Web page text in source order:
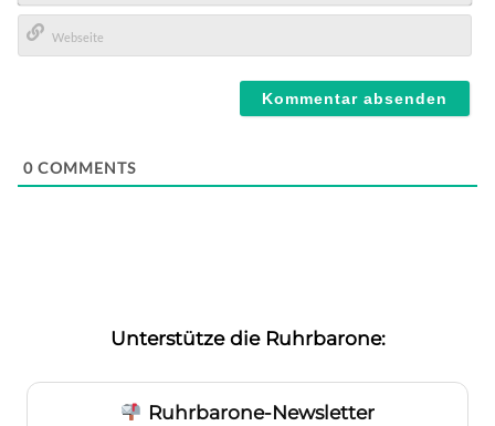
E-
Mail*
0 COMMENTS
Unterstütze die Ruhrbarone:
Ruhrbarone-Newsletter